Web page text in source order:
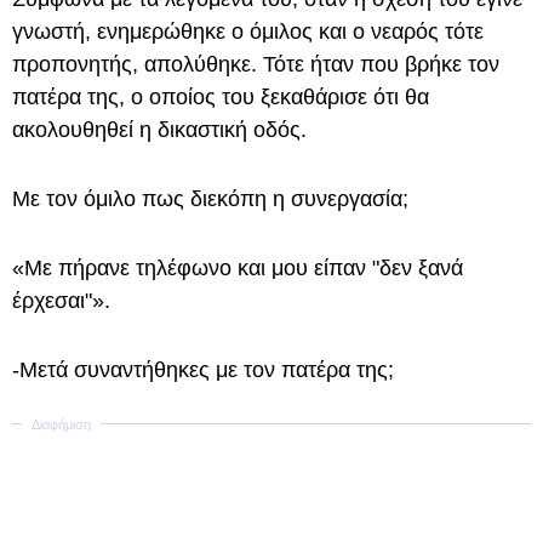
γνωστή, ενημερώθηκε ο όμιλος και ο νεαρός τότε
προπονητής, απολύθηκε. Τότε ήταν που βρήκε τον
πατέρα της, ο οποίος του ξεκαθάρισε ότι θα
ακολουθηθεί η δικαστική οδός.
Με τον όμιλο πως διεκόπη η συνεργασία;
«Με πήρανε τηλέφωνο και μου είπαν "δεν ξανά
έρχεσαι"».
-Μετά συναντήθηκες με τον πατέρα της;